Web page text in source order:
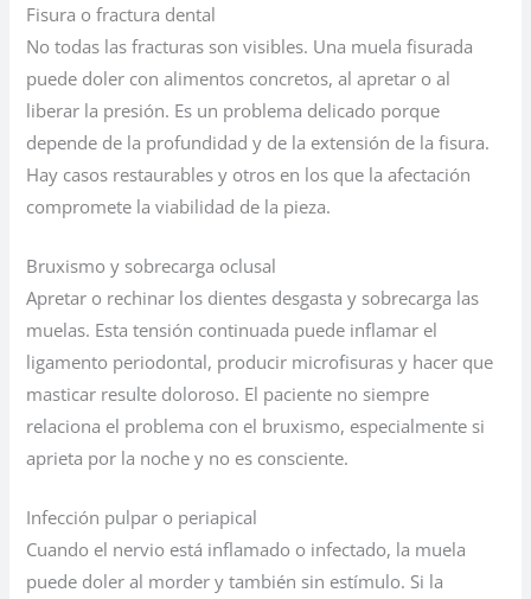
Fisura o fractura dental
No todas las fracturas son visibles. Una muela fisurada
puede doler con alimentos concretos, al apretar o al
liberar la presión. Es un problema delicado porque
depende de la profundidad y de la extensión de la fisura.
Hay casos restaurables y otros en los que la afectación
compromete la viabilidad de la pieza.
Bruxismo y sobrecarga oclusal
Apretar o rechinar los dientes desgasta y sobrecarga las
muelas. Esta tensión continuada puede inflamar el
ligamento periodontal, producir microfisuras y hacer que
masticar resulte doloroso. El paciente no siempre
relaciona el problema con el bruxismo, especialmente si
aprieta por la noche y no es consciente.
Infección pulpar o periapical
Cuando el nervio está inflamado o infectado, la muela
puede doler al morder y también sin estímulo. Si la